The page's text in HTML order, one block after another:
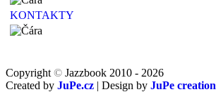
KONTAKTY
Copyright © Jazzbook 2010 - 2026
Created by JuPe.cz | Design by JuPe creation